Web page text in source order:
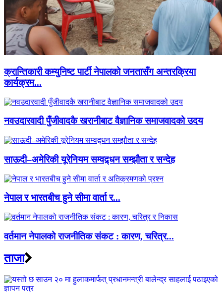
क्रान्तिकारी कम्युनिष्ट पार्टी नेपालको जनतासँग अन्तरक्रिया
कार्यक्रम...
नवउदारवादी पुँजीवादकै खरानीबाट वैज्ञानिक समाजवादको उदय
साऊदी–अमेरिकी यूरेनियम सम्वद्र्धन सम्झौता र सन्देह
नेपाल र भारतबीच हुने सीमा वार्ता र...
वर्तमान नेपालको राजनीतिक संकट : कारण, चरित्र...
ताजा